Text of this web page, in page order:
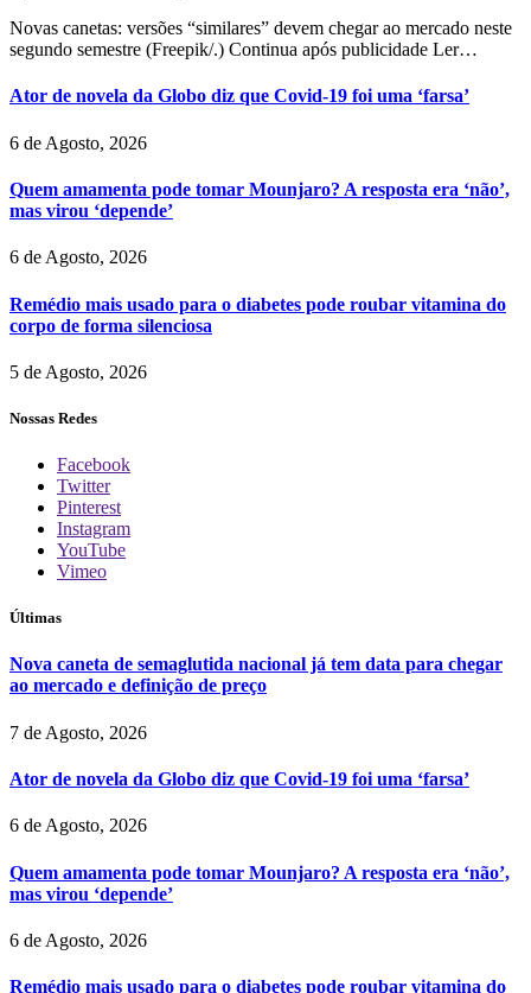
Novas canetas: versões “similares” devem chegar ao mercado neste
segundo semestre (Freepik/.) Continua após publicidade Ler…
Ator de novela da Globo diz que Covid-19 foi uma ‘farsa’
6 de Agosto, 2026
Quem amamenta pode tomar Mounjaro? A resposta era ‘não’,
mas virou ‘depende’
6 de Agosto, 2026
Remédio mais usado para o diabetes pode roubar vitamina do
corpo de forma silenciosa
5 de Agosto, 2026
Nossas Redes
Facebook
Twitter
Pinterest
Instagram
YouTube
Vimeo
Últimas
Nova caneta de semaglutida nacional já tem data para chegar
ao mercado e definição de preço
7 de Agosto, 2026
Ator de novela da Globo diz que Covid-19 foi uma ‘farsa’
6 de Agosto, 2026
Quem amamenta pode tomar Mounjaro? A resposta era ‘não’,
mas virou ‘depende’
6 de Agosto, 2026
Remédio mais usado para o diabetes pode roubar vitamina do